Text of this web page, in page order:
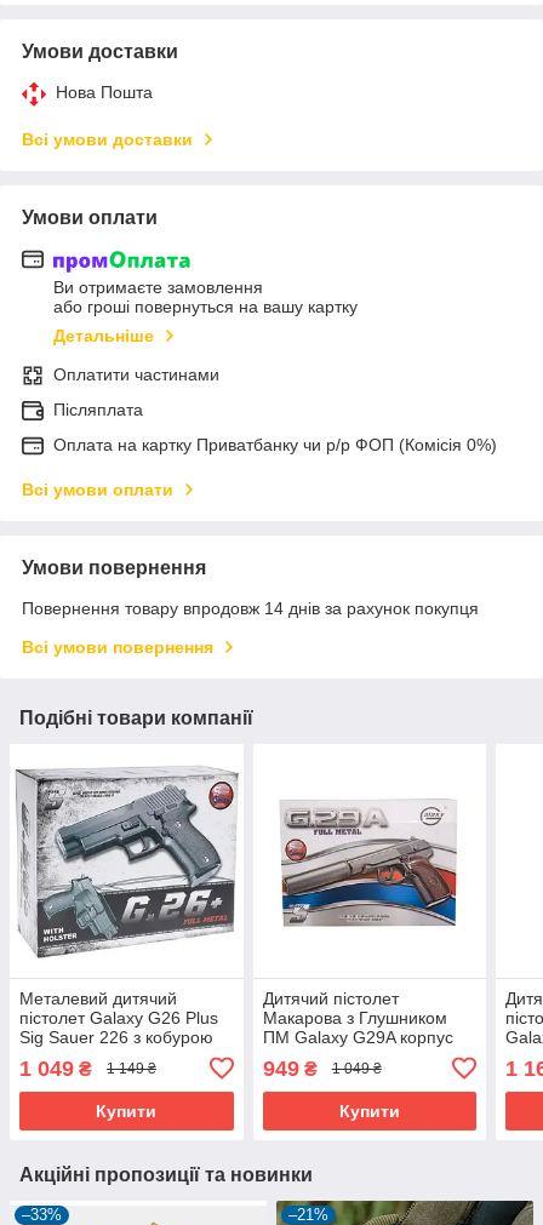
Умови доставки
Нова Пошта
Всі умови доставки
Умови оплати
Ви отримаєте замовлення
або гроші повернуться на вашу картку
Детальніше
Оплатити частинами
Післяплата
Оплата на картку Приватбанку чи р/р ФОП (Комісія 0%)
Всі умови оплати
Умови повернення
Повернення товару впродовж 14 днів за рахунок покупця
Всі умови повернення
Подібні товари компанії
Металевий дитячий
пістолет Galaxy G26 Plus
Sig Sauer 226 з кобурою
1 049 ₴ 1 149 ₴
Купити
Дитячий пістолет
Макарова з Глушником
ПМ Galaxy G29A корпус
949₴ 1 049 ₴
Купити
1
Акційні пропозиції та новинки
–33% –21%